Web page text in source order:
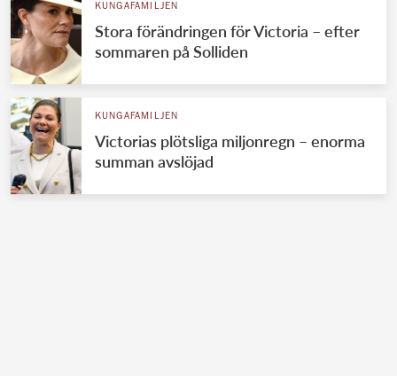
KUNGAFAMILJEN
Stora förändringen för Victoria – efter
sommaren på Solliden
KUNGAFAMILJEN
Victorias plötsliga miljonregn – enorma
summan avslöjad